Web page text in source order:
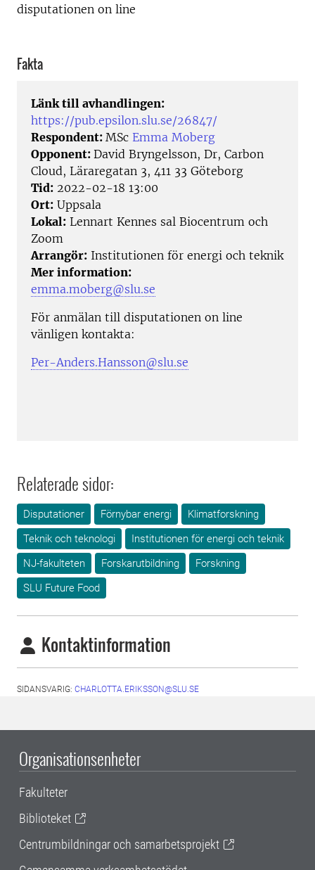
disputationen on line
Fakta
Länk till avhandlingen:
https://pub.epsilon.slu.se/26847/
Respondent: MSc Emma Moberg
Opponent: David Bryngelsson, Dr, Carbon
Cloud, Läraregatan 3, 411 33 Göteborg
Tid: 2022-02-18 13:00
Ort: Uppsala
Lokal: Lennart Kennes sal Biocentrum och
Zoom
Arrangör: Institutionen för energi och teknik
Mer information:
emma.moberg@slu.se
För anmälan till disputationen on line
vänligen kontakta:
Per-Anders.Hansson@slu.se
Relaterade sidor:
Disputationer Förnybar energi
Klimatforskning
Teknik och teknologi
Institutionen för energi och teknik
NJ-fakulteten
Forskarutbildning
Forskning
SLU Future Food
Kontaktinformation
SIDANSVARIG: CHARLOTTA.ERIKSSON@SLU.SE
Organisationsenheter
Fakulteter
Biblioteket
Centrumbildningar och samarbetsprojekt